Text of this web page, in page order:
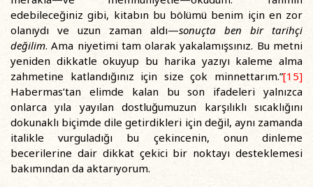
edebileceğiniz gibi, kitabın bu bölümü benim için en zor
olanıydı ve uzun zaman aldı—sonuçta ben bir tarihçi
değilim. Ama niyetimi tam olarak yakalamışsınız. Bu metni
yeniden dikkatle okuyup bu harika yazıyı kaleme alma
zahmetine katlandığınız için size çok minnettarım.”[15]
Habermas’tan elimde kalan bu son ifadeleri yalnızca
onlarca yıla yayılan dostluğumuzun karşılıklı sıcaklığını
dokunaklı biçimde dile getirdikleri için değil, aynı zamanda
italikle vurguladığı bu çekincenin, onun dinleme
becerilerine dair dikkat çekici bir noktayı desteklemesi
bakımından da aktarıyorum.